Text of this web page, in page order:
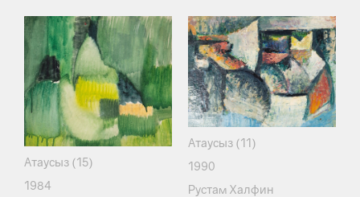
Атаусыз (15)
1984
Атаусыз (11)
1990
Рустам Халфин